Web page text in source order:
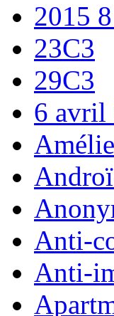
2015
23C3
29C3
6 avril
Anti-
Anti-